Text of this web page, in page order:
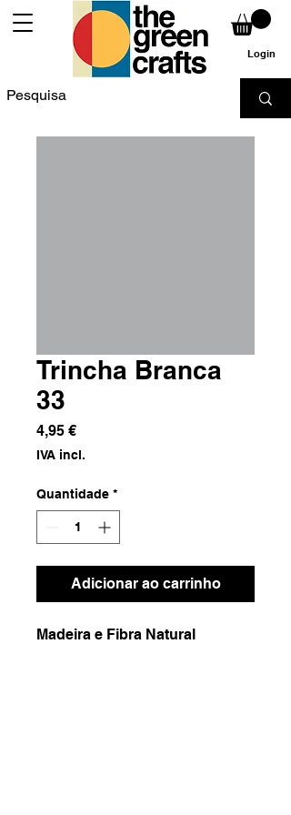
Login
Trincha Branca
33
4,95 €Preço
IVA incl.
Quantidade *
Adicionar ao carrinho
Madeira e Fibra Natural